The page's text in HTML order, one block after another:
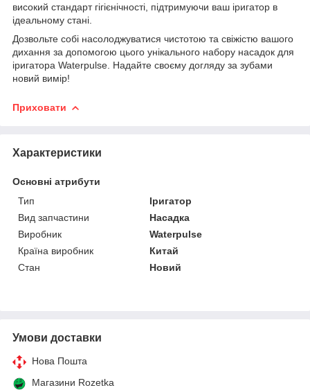
високий стандарт гігієнічності, підтримуючи ваш іригатор в
ідеальному стані.
Дозвольте собі насолоджуватися чистотою та свіжістю вашого
дихання за допомогою цього унікального набору насадок для
іригатора Waterpulse. Надайте своєму догляду за зубами
новий вимір!
Приховати
Характеристики
Основні атрибути
Тип
Іригатор
Вид запчастини
Насадка
Виробник
Waterpulse
Країна виробник
Китай
Стан
Новий
Умови доставки
Нова Пошта
Магазини Rozetka